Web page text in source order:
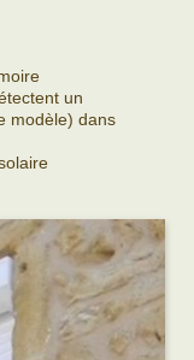
un
modèle) dans